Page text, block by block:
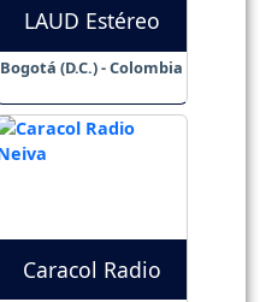
LAUD Estéreo
Bogotá (D.C.) - Colombia
Caracol Radio